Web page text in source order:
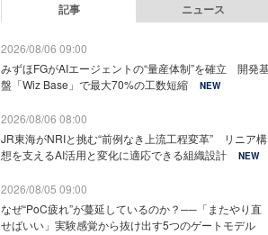
記事 ニュース
2026/08/06 09:00
みずほFGがAIエージェントの“量産体制”を確立 開発
盤「Wiz Base」で最大70%の工数短縮
NEW
2026/08/06 08:00
JR東海がNRIと挑む“前例なき上流工程変革” リニア構
想を支えるAI活用と変化に適応できる組織設計
NEW
2026/08/05 09:00
なぜ“PoC疲れ”が蔓延しているのか？──「またやり直
せばいい」実験感覚から抜け出す5つのゲートモデル